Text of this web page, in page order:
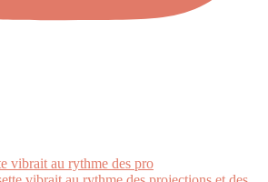
vibrait au rythme des pro